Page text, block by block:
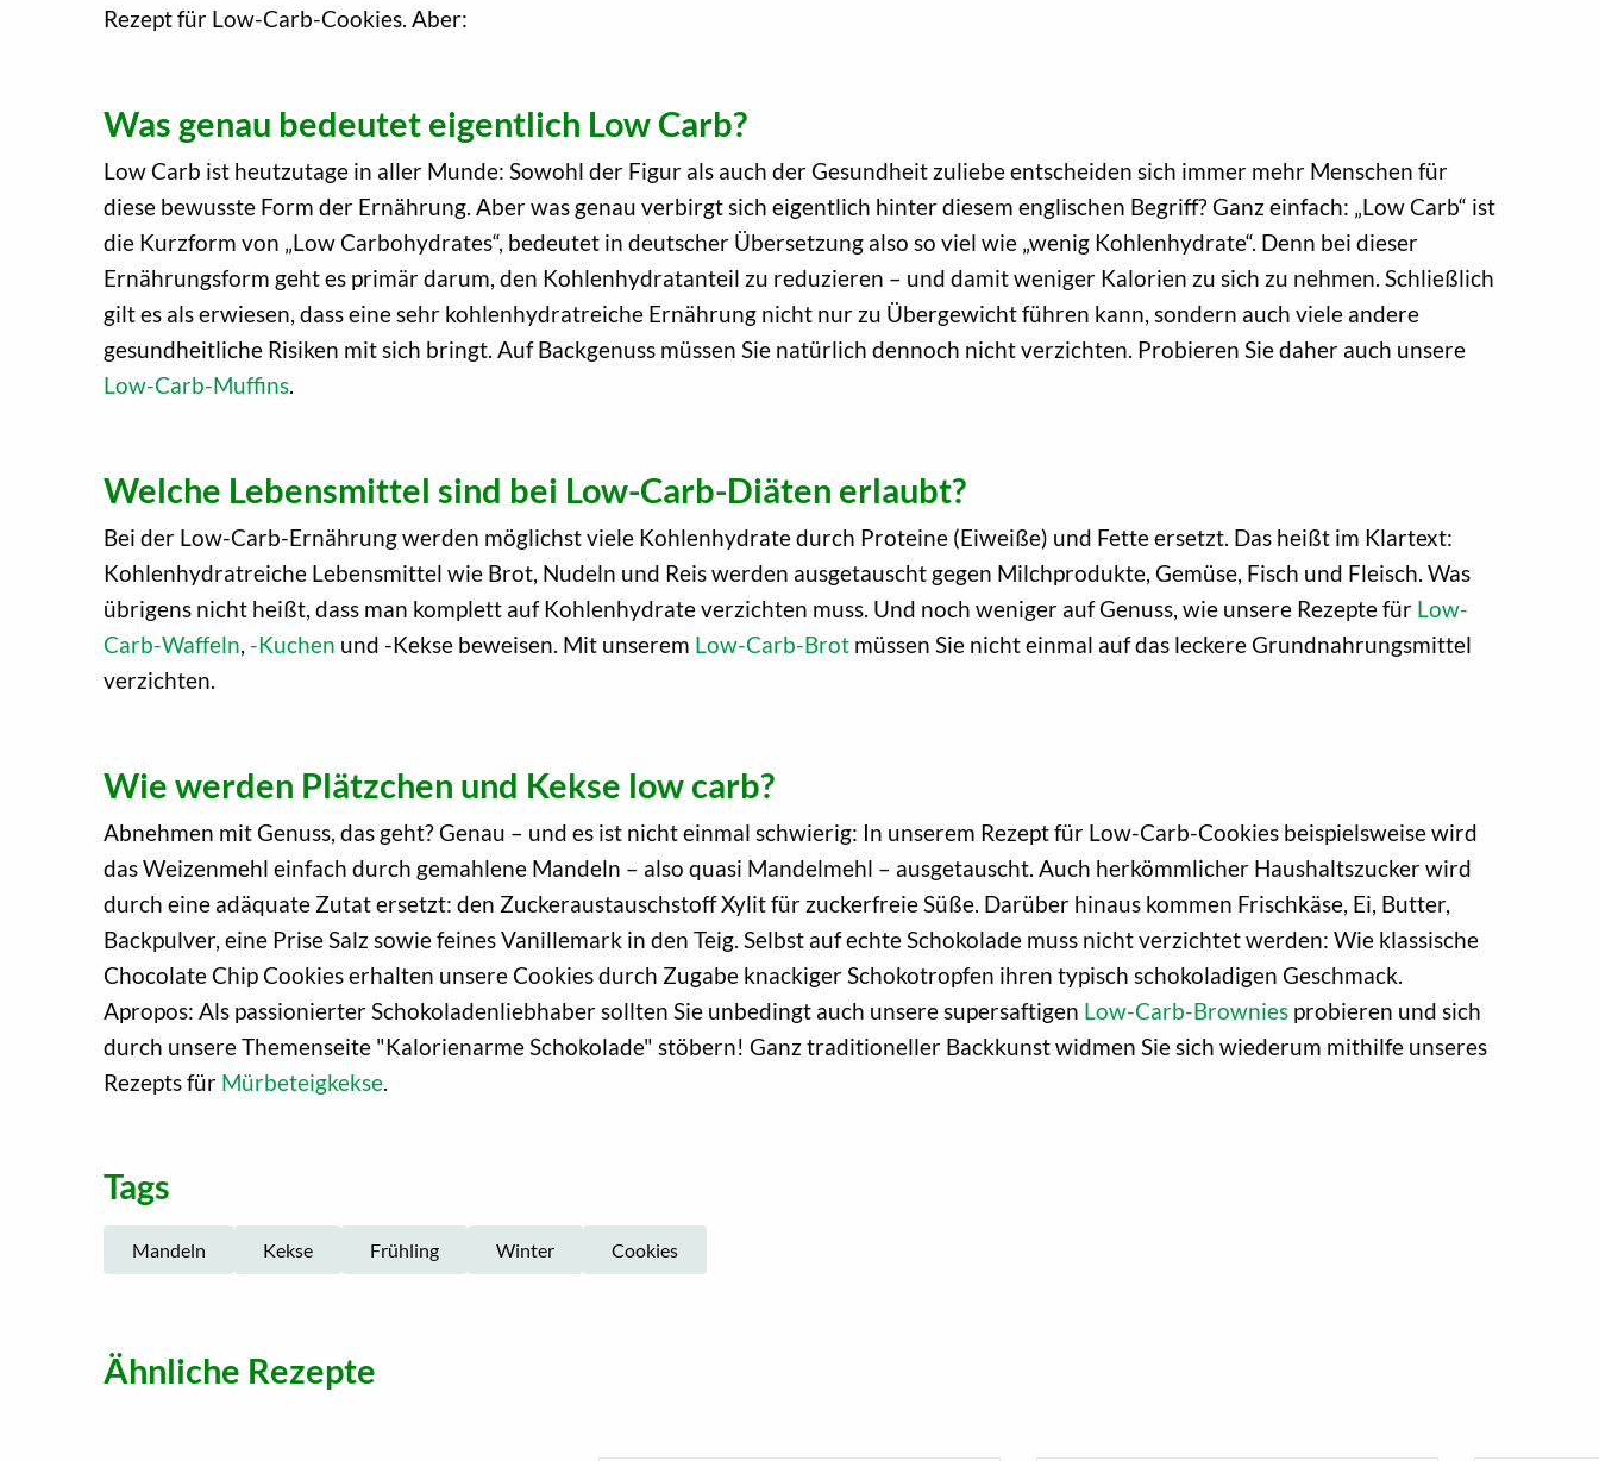
Rezept für Low-Carb-Cookies. Aber:
Was genau bedeutet eigentlich Low Carb?
Low Carb ist heutzutage in aller Munde: Sowohl der Figur als auch der Gesundheit zuliebe entscheiden sich immer mehr Menschen für
diese bewusste Form der Ernährung. Aber was genau verbirgt sich eigentlich hinter diesem englischen Begriff? Ganz einfach: „Low Carb“ ist
die Kurzform von „Low Carbohydrates“, bedeutet in deutscher Übersetzung also so viel wie „wenig Kohlenhydrate“. Denn bei dieser
Ernährungsform geht es primär darum, den Kohlenhydratanteil zu reduzieren – und damit weniger Kalorien zu sich zu nehmen. Schließlich
gilt es als erwiesen, dass eine sehr kohlenhydratreiche Ernährung nicht nur zu Übergewicht führen kann, sondern auch viele andere
gesundheitliche Risiken mit sich bringt. Auf Backgenuss müssen Sie natürlich dennoch nicht verzichten. Probieren Sie daher auch unsere
Low-Carb-Muffins
Welche Lebensmittel sind bei Low-Carb-Diäten erlaubt?
Bei der Low-Carb-Ernährung werden möglichst viele Kohlenhydrate durch Proteine (Eiweiße) und Fette ersetzt. Das heißt im Klartext:
Kohlenhydratreiche Lebensmittel wie Brot, Nudeln und Reis werden ausgetauscht gegen Milchprodukte, Gemüse, Fisch und Fleisch. Was
übrigens nicht heißt, dass man komplett auf Kohlenhydrate verzichten muss. Und noch weniger auf Genuss, wie unsere Rezepte für Low-
Carb-Waffeln -Kuchen und -Kekse beweisen. Mit unserem Low-Carb-Brot müssen Sie nicht einmal auf das leckere Grundnahrungsmittel
verzichten.
Wie werden Plätzchen und Kekse low carb?
Abnehmen mit Genuss, das geht? Genau – und es ist nicht einmal schwierig: In unserem Rezept für Low-Carb-Cookies beispielsweise wird
das Weizenmehl einfach durch gemahlene Mandeln – also quasi Mandelmehl – ausgetauscht. Auch herkömmlicher Haushaltszucker wird
durch eine adäquate Zutat ersetzt: den Zuckeraustauschstoff Xylit für zuckerfreie Süße. Darüber hinaus kommen Frischkäse, Ei, Butter,
Backpulver, eine Prise Salz sowie feines Vanillemark in den Teig. Selbst auf echte Schokolade muss nicht verzichtet werden: Wie klassische
Chocolate Chip Cookies erhalten unsere Cookies durch Zugabe knackiger Schokotropfen ihren typisch schokoladigen Geschmack.
Apropos: Als passionierter Schokoladenliebhaber sollten Sie unbedingt auch unsere supersaftigen Low-Carb-Brownies probieren und sich
durch unsere Themenseite "Kalorienarme Schokolade" stöbern! Ganz traditioneller Backkunst widmen Sie sich wiederum mithilfe unseres
Rezepts für Mürbeteigkekse
Tags
Mandeln Kekse Frühling Winter Cookies
Ähnliche Rezepte